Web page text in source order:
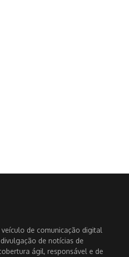
de comunicação digital
de notícias de
ágil, responsável e de